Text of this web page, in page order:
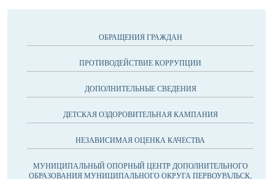
ОБРАЩЕНИЯ ГРАЖДАН
ПРОТИВОДЕЙСТВИЕ КОРРУПЦИИ
ДОПОЛНИТЕЛЬНЫЕ СВЕДЕНИЯ
ДЕТСКАЯ ОЗДОРОВИТЕЛЬНАЯ КАМПАНИЯ
НЕЗАВИСИМАЯ ОЦЕНКА КАЧЕСТВА
МУНИЦИПАЛЬНЫЙ ОПОРНЫЙ ЦЕНТР ДОПОЛНИТЕЛЬНОГО
ОБРАЗОВАНИЯ МУНИЦИПАЛЬНОГО ОКРУГА ПЕРВОУРАЛЬСК,